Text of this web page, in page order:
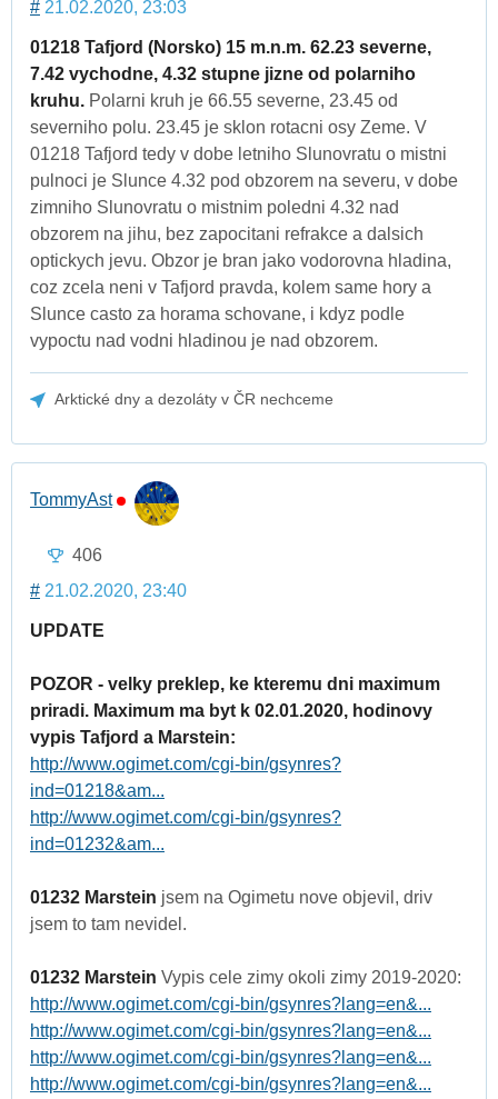
# 21.02.2020, 23:03
01218 Tafjord (Norsko) 15 m.n.m. 62.23 severne,
7.42 vychodne, 4.32 stupne jizne od polarniho
kruhu. Polarni kruh je 66.55 severne, 23.45 od
severniho polu. 23.45 je sklon rotacni osy Zeme. V
01218 Tafjord tedy v dobe letniho Slunovratu o mistni
pulnoci je Slunce 4.32 pod obzorem na severu, v dobe
zimniho Slunovratu o mistnim poledni 4.32 nad
obzorem na jihu, bez zapocitani refrakce a dalsich
optickych jevu. Obzor je bran jako vodorovna hladina,
coz zcela neni v Tafjord pravda, kolem same hory a
Slunce casto za horama schovane, i kdyz podle
vypoctu nad vodni hladinou je nad obzorem.
Arktické dny a dezoláty v ČR nechceme
TommyAst
406
# 21.02.2020, 23:40
UPDATE
POZOR - velky preklep, ke kteremu dni maximum
priradi. Maximum ma byt k 02.01.2020, hodinovy
vypis Tafjord a Marstein:
http://www.ogimet.com/cgi-bin/gsynres?
ind=01218&am...
http://www.ogimet.com/cgi-bin/gsynres?
ind=01232&am...
01232 Marstein jsem na Ogimetu nove objevil, driv
jsem to tam nevidel.
01232 Marstein Vypis cele zimy okoli zimy 2019-2020:
http://www.ogimet.com/cgi-bin/gsynres?lang=en&...
http://www.ogimet.com/cgi-bin/gsynres?lang=en&...
http://www.ogimet.com/cgi-bin/gsynres?lang=en&...
http://www.ogimet.com/cgi-bin/gsynres?lang=en&...